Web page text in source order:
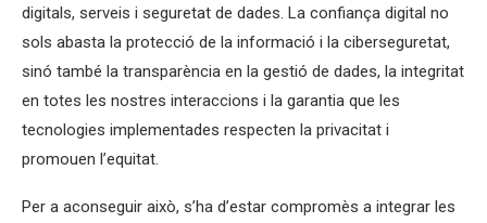
digitals, serveis i seguretat de dades. La confiança digital no
sols abasta la protecció de la informació i la ciberseguretat,
sinó també la transparència en la gestió de dades, la integritat
en totes les nostres interaccions i la garantia que les
tecnologies implementades respecten la privacitat i
promouen l’equitat.
Per a aconseguir això, s’ha d’estar compromès a integrar les